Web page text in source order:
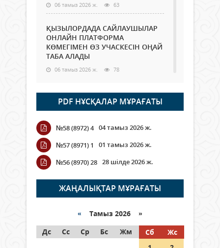
06 тамыз 2026 ж. 63
ҚЫЗЫЛОРДАДА САЙЛАУШЫЛАР
ОНЛАЙН ПЛАТФОРМА
КӨМЕГІМЕН ӨЗ УЧАСКЕСІН ОҢАЙ
ТАБА АЛАДЫ
06 тамыз 2026 ж. 78
Open Air: Қызылорда облысы
полиция департаменті 20
мыңнан астам көрерменнің
қауіпсіздігін қамтамасыз етті
06 тамыз 2026 ж.
Wi-Fi ҚАБЫРҒА АРҚЫЛЫ ҚАЛАЙ
ӨТЕДІ?
06 тамыз 2026 ж. 255
граждане Казахстана,
05 тамыз 2026 ж. 134
PDF НҰСҚАЛАР МҰРАҒАТЫ
№58 (8972) 4 04 тамыз 2026 ж.
№57 (8971) 1
01 тамыз 2026 ж.
№56 (8970) 28 28 шілде 2026 ж.
ЖАҢАЛЫҚТАР МҰРАҒАТЫ
« Тамыз 2026 »
Дс
Сс Ср Бс Жм Сб
Жс